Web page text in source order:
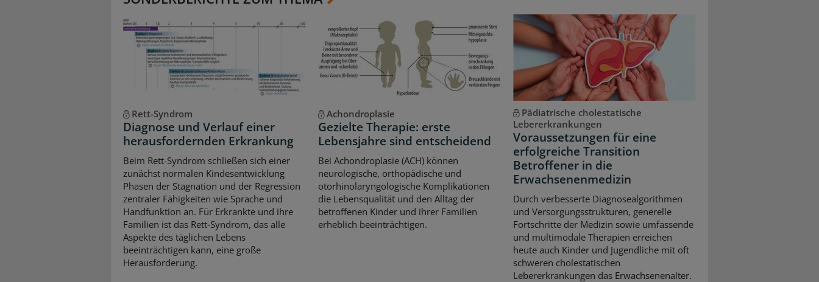
Rett-Syndrom
Diagnose und Verlauf einer
herausfordernden Erkrankung
Beim Rett-Syndrom schließen sich einer
zunächst normalen Kindesentwicklung
Phasen der Stagnation und der Regression
zentraler Fähigkeiten wie Sprache und
Handfunktion an. Für Erkrankte und ihre
Familien ist das Rett-Syndrom, das alle
Aspekte des täglichen Lebens
beeinträchtigen kann, eine große
Herausforderung.
Achondroplasie
Gezielte Therapie: erste
Lebensjahre sind entscheidend
Bei Achondroplasie (ACH) können
neurologische, orthopädische und
otorhinolaryngologische Komplikationen
die Lebensqualität und den Alltag der
betroffenen Kinder und ihrer Familien
erheblich beeinträchtigen.
Pädiatrische cholestatische
Lebererkrankungen
Voraussetzungen für eine
erfolgreiche Transition
Betroffener in die
Erwachsenenmedizin
Durch verbesserte Diagnosealgorithmen
und Versorgungsstrukturen, generelle
Fortschritte der Medizin sowie umfassende
und multimodale Therapien erreichen
heute auch Kinder und Jugendliche mit oft
schweren cholestatischen
Lebererkrankungen das Erwachsenenalter.